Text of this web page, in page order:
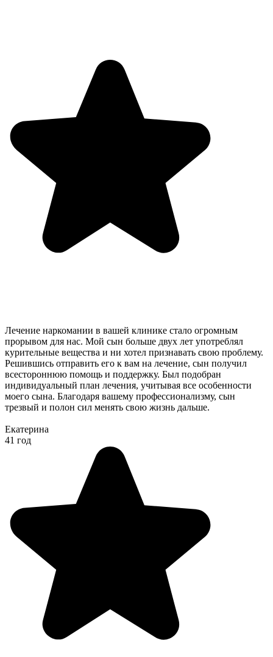
Лечение наркомании в вашей клинике стало огромным
прорывом для нас. Мой сын больше двух лет употреблял
курительные вещества и ни хотел признавать свою проблему.
Решившись отправить его к вам на лечение, сын получил
всестороннюю помощь и поддержку. Был подобран
индивидуальный план лечения, учитывая все особенности
моего сына. Благодаря вашему профессионализму, сын
трезвый и полон сил менять свою жизнь дальше.
Екатерина
41 год